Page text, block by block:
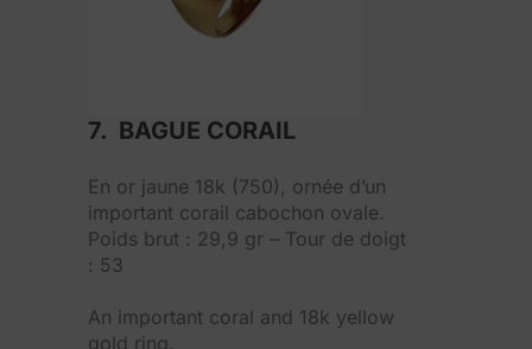
7. BAGUE CORAIL
En or jaune 18k (750), ornée d’un
important corail cabochon ovale.
Poids brut : 29,9 gr – Tour de doigt
: 53
An important coral and 18k yellow
gold ring.